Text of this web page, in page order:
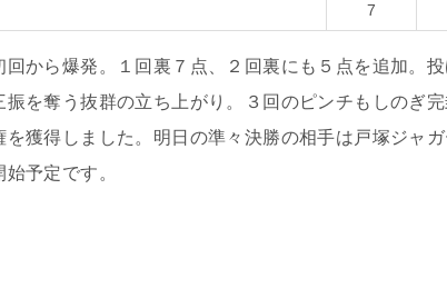
7
回から爆発。１回裏７点、２回裏にも５点を追加。
振を奪う抜群の立ち上がり。３回のピンチもしのぎ
を獲得しました。明日の準々決勝の相手は戸塚ジャ
予定です。